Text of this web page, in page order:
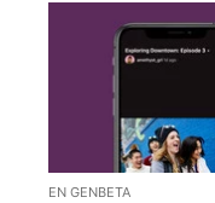
EN GENBETA